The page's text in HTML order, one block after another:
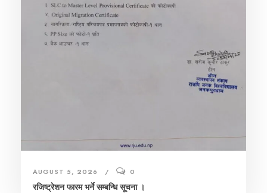
AUGUST 5, 2026
0
रजिष्ट्रेशन फारम भर्ने सम्बन्धि सूचना ।